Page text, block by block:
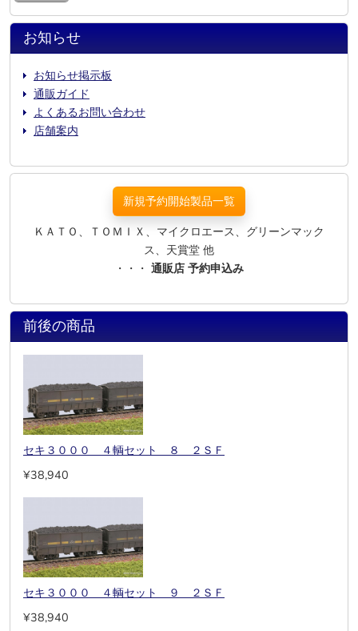
お知らせ
お知らせ掲示板
通販ガイド
よくあるお問い合わせ
店舗案内
新規予約開始製品一覧
ＫＡＴＯ、ＴＯＭＩＸ、マイクロエース、グリーンマック
ス、天賞堂 他
・・・ 通販店 予約申込み
前後の商品
セキ３０００ ４輌セット ８ ２ＳＦ
¥38,940
セキ３０００ ４輌セット ９ ２ＳＦ
¥38,940